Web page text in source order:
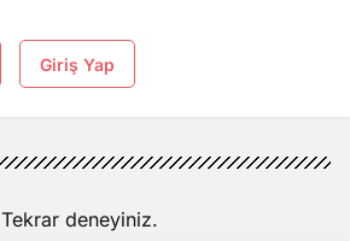
Giriş Yap
Tekrar deneyiniz.